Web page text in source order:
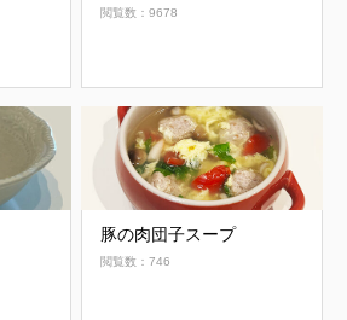
閲覧数：9678
豚の肉団子スープ
閲覧数：746